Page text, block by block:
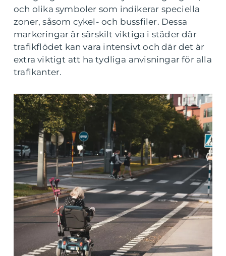
och olika symboler som indikerar speciella
zoner, såsom cykel- och bussfiler. Dessa
markeringar är särskilt viktiga i städer där
trafikflödet kan vara intensivt och där det är
extra viktigt att ha tydliga anvisningar för alla
trafikanter.